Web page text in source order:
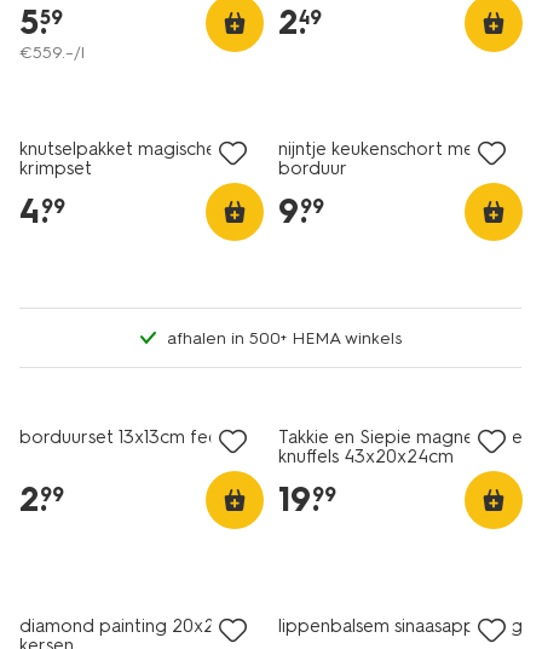
5.
59
€559.–/l
2.
49
knutselpakket magische
krimpset
4.
99
nijntje keukenschort met
borduur
9.
99
afhalen in 500+ HEMA winkels
borduurset 13x13cm fee
2.
99
Takkie en Siepie magnetische
knuffels 43x20x24cm
19.
99
diamond painting 20x20cm
lippenbalsem sinaasappel 15g